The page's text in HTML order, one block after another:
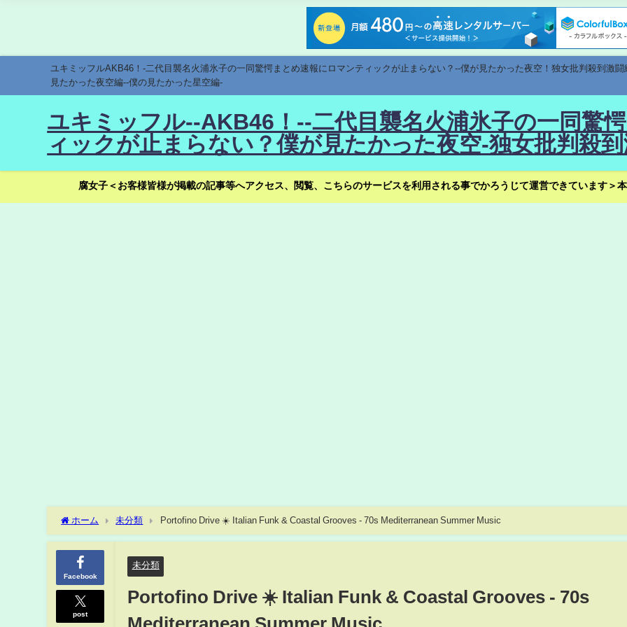
ユキミッフルAKB46！-二代目襲名火浦氷子の一同驚愕まとめ速報にロマンティックが止まらない？--僕が見たかった夜空！独女批判殺到激
見たかった夜空編--僕の見たかった星空編-
ユキミッフル--AKB46！--二代目襲名火浦氷子の一同驚
ィックが止まらない？僕が見たかった夜空-独女批判殺
腐女子＜お客様皆様が掲載の記事等へアクセス、閲覧、こちらのサービスを利用される事でかろうじて運営できています＞
ホーム 未分類 Portofino Drive ☀️ Italian Funk & Coastal Grooves - 70s Mediterranean Summer Music
Facebook
post
未分類
Portofino Drive ☀️ Italian Funk & Coastal Grooves - 70s
Mediterranean Summer Music